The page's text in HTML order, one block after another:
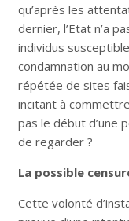
qu’après les
dernier, l’Etat n’a
individus
condamnation au
répétée de sites
incitant à
pas le début d’une
de regarder ?
La possible
Cette volonté